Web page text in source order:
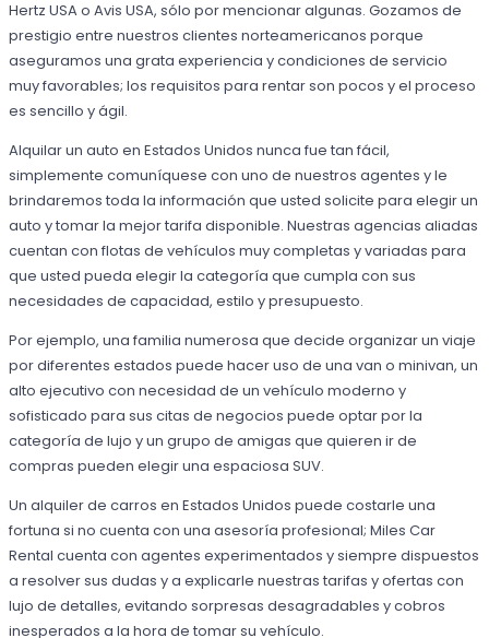
Hertz USA o Avis USA, sólo por mencionar algunas. Gozamos de
prestigio entre nuestros clientes norteamericanos porque
aseguramos una grata experiencia y condiciones de servicio
muy favorables; los requisitos para rentar son pocos y el proceso
es sencillo y ágil.
Alquilar un auto en Estados Unidos nunca fue tan fácil,
simplemente comuníquese con uno de nuestros agentes y le
brindaremos toda la información que usted solicite para elegir un
auto y tomar la mejor tarifa disponible. Nuestras agencias aliadas
cuentan con flotas de vehículos muy completas y variadas para
que usted pueda elegir la categoría que cumpla con sus
necesidades de capacidad, estilo y presupuesto.
Por ejemplo, una familia numerosa que decide organizar un viaje
por diferentes estados puede hacer uso de una van o minivan, un
alto ejecutivo con necesidad de un vehículo moderno y
sofisticado para sus citas de negocios puede optar por la
categoría de lujo y un grupo de amigas que quieren ir de
compras pueden elegir una espaciosa SUV.
Un alquiler de carros en Estados Unidos puede costarle una
fortuna si no cuenta con una asesoría profesional; Miles Car
Rental cuenta con agentes experimentados y siempre dispuestos
a resolver sus dudas y a explicarle nuestras tarifas y ofertas con
lujo de detalles, evitando sorpresas desagradables y cobros
inesperados a la hora de tomar su vehículo.